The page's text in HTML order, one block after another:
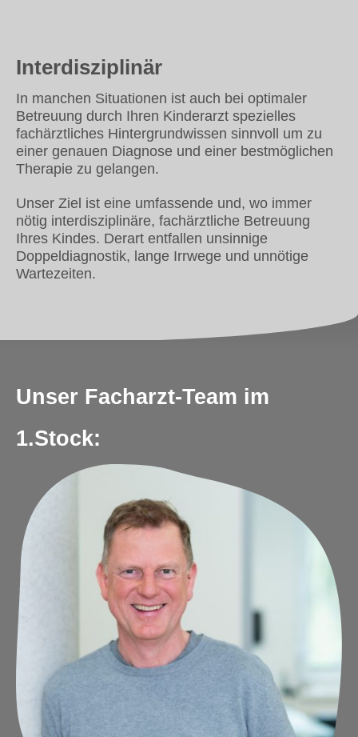
Interdisziplinär
In manchen Situationen ist auch bei optimaler
Betreuung durch Ihren Kinderarzt spezielles
fachärztliches Hintergrundwissen sinnvoll um zu
einer genauen Diagnose und einer bestmöglichen
Therapie zu gelangen.
Unser Ziel ist eine umfassende und, wo immer
nötig interdisziplinäre, fachärztliche Betreuung
Ihres Kindes. Derart entfallen unsinnige
Doppeldiagnostik, lange Irrwege und unnötige
Wartezeiten.
Unser Facharzt-Team im
1.Stock: